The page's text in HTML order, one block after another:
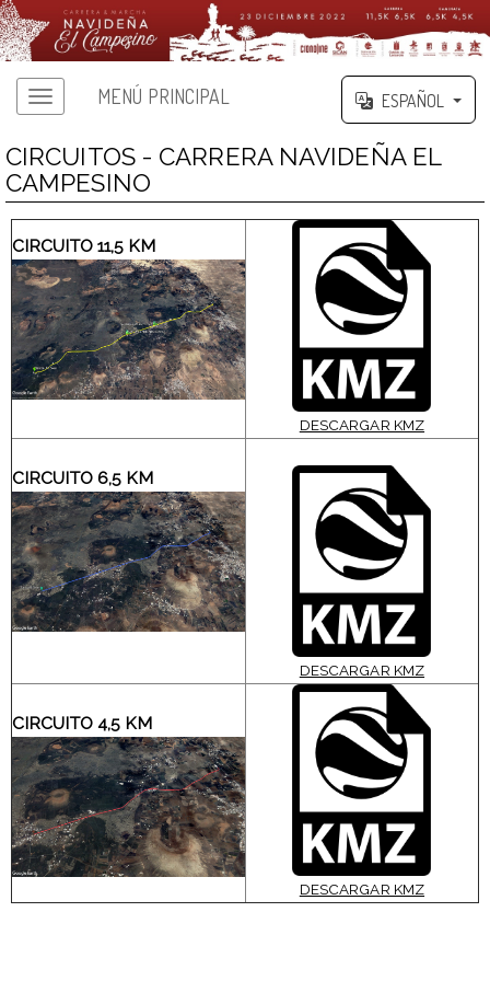
MENÚ PRINCIPAL ESPAÑOL
CIRCUITOS - CARRERA NAVIDEÑA EL
CAMPESINO
CIRCUITO 11,5 KM
DESCARGAR KMZ
CIRCUITO 6,5 KM
DESCARGAR KMZ
CIRCUITO 4,5 KM
DESCARGAR KMZ